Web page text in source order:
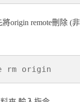
origin remote刪除 (